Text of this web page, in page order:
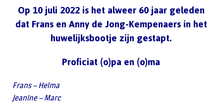
Op 10 juli 2022 is het alweer 60 jaar geleden
dat Frans en Anny de Jong-Kempenaers in het
huwelijksbootje zijn gestapt.
Proficiat (o)pa en (o)ma
Frans – Helma
Jeanine – Marc